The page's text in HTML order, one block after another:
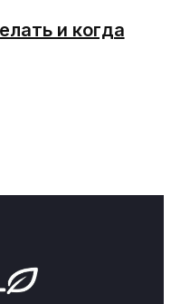
и когда